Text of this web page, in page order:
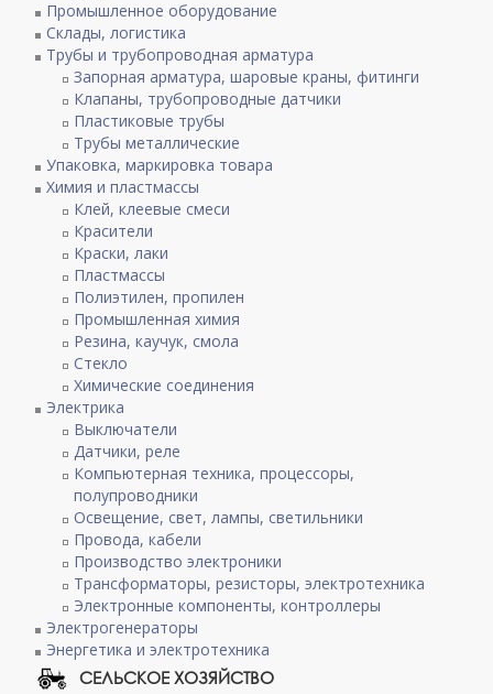
Промышленное оборудование
Склады, логистика
Трубы и трубопроводная арматура
Запорная арматура, шаровые краны, фитинги
Клапаны, трубопроводные датчики
Пластиковые трубы
Трубы металлические
Упаковка, маркировка товара
Химия и пластмассы
Клей, клеевые смеси
Красители
Краски, лаки
Пластмассы
Полиэтилен, пропилен
Промышленная химия
Резина, каучук, смола
Стекло
Химические соединения
Электрика
Выключатели
Датчики, реле
Компьютерная техника, процессоры,
полупроводники
Освещение, свет, лампы, светильники
Провода, кабели
Производство электроники
Трансформаторы, резисторы, электротехника
Электронные компоненты, контроллеры
Электрогенераторы
Энергетика и электротехника
СЕЛЬСКОЕ ХОЗЯЙСТВО